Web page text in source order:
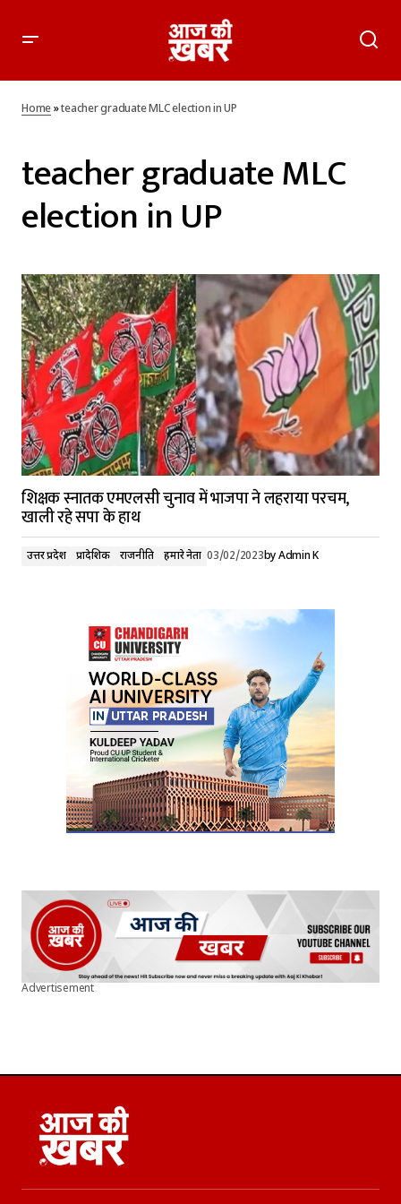
Home»teacher graduate MLC election in UP
teacher graduate MLC
election in UP
शिक्षक स्नातक एमएलसी चुनाव में भाजपा ने लहराया परचम,
खाली रहे सपा के हाथ
उत्तर प्रदेश प्रादेशिक राजनीति हमारे नेता 03/02/2023byAdmin K
Advertisement